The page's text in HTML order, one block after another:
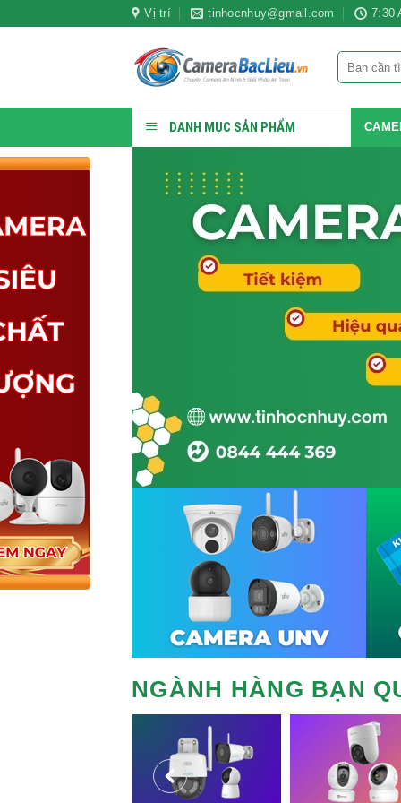
Vị trí tinhocnhuy@gmail.com 7:30
kiếm:
DANH MỤC SẢN PHẨM
NGÀNH HÀNG BẠN